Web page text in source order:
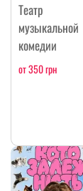
Театр
музыкальной
комедии
от 350 грн